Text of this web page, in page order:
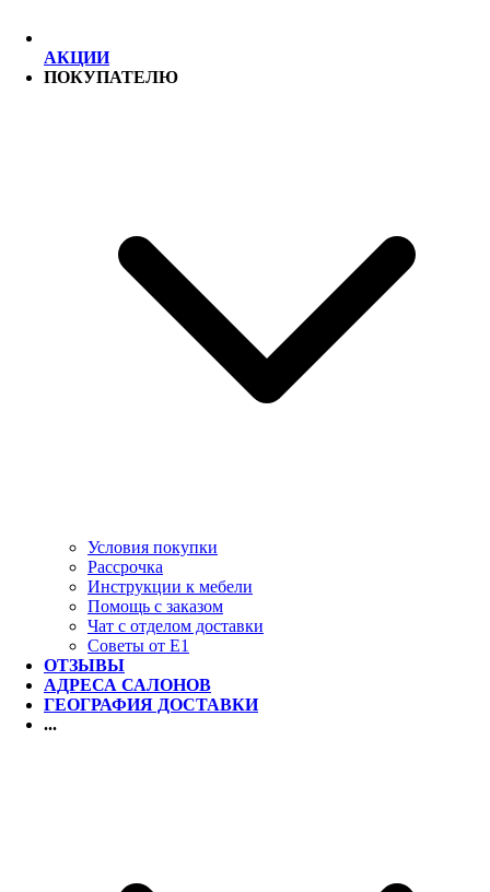
АКЦИИ
ПОКУПАТЕЛЮ
Условия покупки
Рассрочка
Инструкции к мебели
Помощь с заказом
Чат с отделом доставки
Советы от Е1
ОТЗЫВЫ
АДРЕСА САЛОНОВ
ГЕОГРАФИЯ ДОСТАВКИ
...